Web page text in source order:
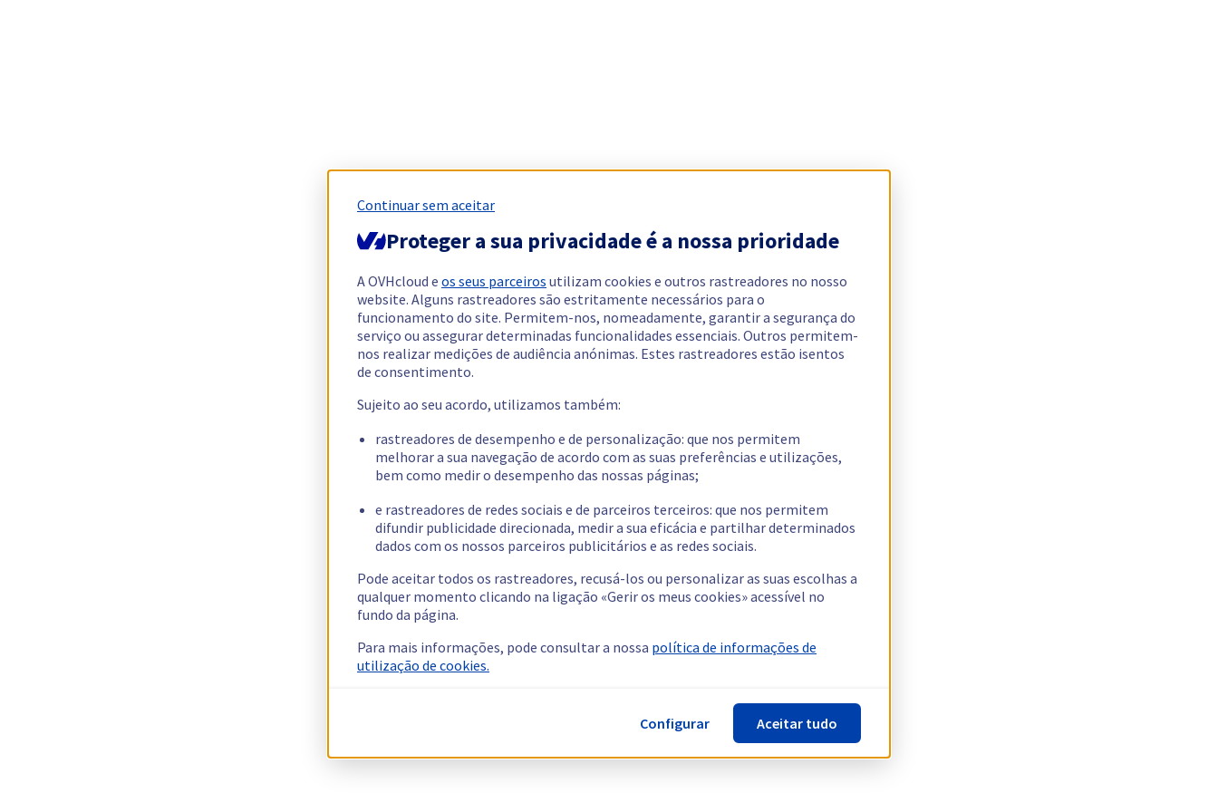
Continuar sem aceitar
Proteger a sua privacidade é a nossa prioridade
A OVHcloud e os seus parceiros utilizam cookies e outros rastreadores no nosso
website. Alguns rastreadores são estritamente necessários para o
funcionamento do site. Permitem-nos, nomeadamente, garantir a segurança do
serviço ou assegurar determinadas funcionalidades essenciais. Outros permitem-
nos realizar medições de audiência anónimas. Estes rastreadores estão isentos
de consentimento.
Sujeito ao seu acordo, utilizamos também:
rastreadores de desempenho e de personalização: que nos permitem
melhorar a sua navegação de acordo com as suas preferências e utilizações,
bem como medir o desempenho das nossas páginas;
e rastreadores de redes sociais e de parceiros terceiros: que nos permitem
difundir publicidade direcionada, medir a sua eficácia e partilhar determinados
dados com os nossos parceiros publicitários e as redes sociais.
Pode aceitar todos os rastreadores, recusá-los ou personalizar as suas escolhas a
qualquer momento clicando na ligação «Gerir os meus cookies» acessível no
fundo da página.
Para mais informações, pode consultar a nossa política de informações de
utilização de cookies.
Configurar Aceitar tudo